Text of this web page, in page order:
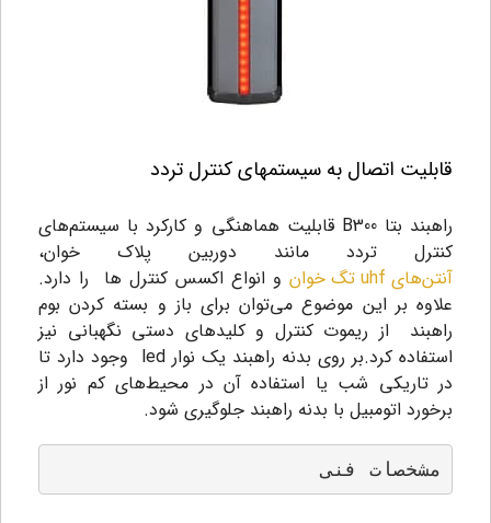
قابلیت اتصال به سیستمهای کنترل تردد
راهبند بتا B300
قابلیت هماهنگی و کارکرد با سیستم‌های
کنترل تردد مانند دوربین پلاک خوان،
آنتن‌های uhf تگ خوان
و انواع اکسس کنترل ها را دارد.
علاوه بر این موضوع می‌توان برای باز و بسته کردن بوم
راهبند از ریموت کنترل و کلیدهای دستی نگهبانی نیز
استفاده کرد.بر روی بدنه راهبند یک نوار led وجود دارد تا
در تاریکی شب یا استفاده آن در محیط‌های کم نور از
برخورد اتومبیل با بدنه راهبند جلوگیری شود.
مشخصات فنی